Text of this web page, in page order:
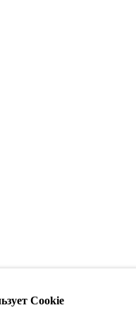
Cookie